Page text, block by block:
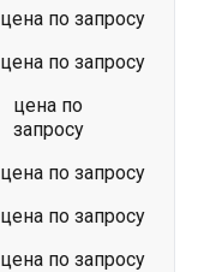
цена по запросу
цена по запросу
цена по
запросу
цена по запросу
цена по запросу
цена по запросу